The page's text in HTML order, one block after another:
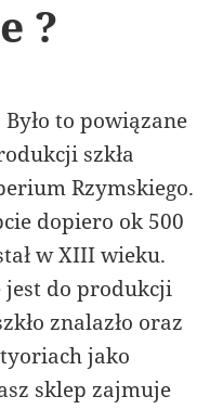
?
to powiązane
szkła
Rzymskiego.
dopiero ok 500
w XIII wieku.
jest do produkcji
znalazło oraz
jako
sklep zajmuje